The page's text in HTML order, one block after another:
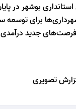
بوشهر در
برای توسعه
فرصت‌های جدید
تصویری